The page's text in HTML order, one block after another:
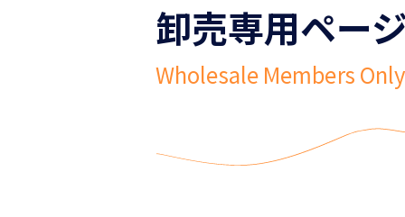
卸売専用ペー
Wholesale Members